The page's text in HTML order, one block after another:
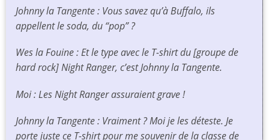
Johnny la Tangente : Vous savez qu’à Buffalo, ils
appellent le soda, du “pop” ?
Wes la Fouine : Et le type avec le T-shirt du [groupe de
hard rock]Night Ranger, c’est Johnny la Tangente.
Moi : LesNight Rangerassuraient grave !
Johnny la Tangente : Vraiment ? Moi je les déteste. Je
porte juste ce T-shirt pour me souvenir de la classe de